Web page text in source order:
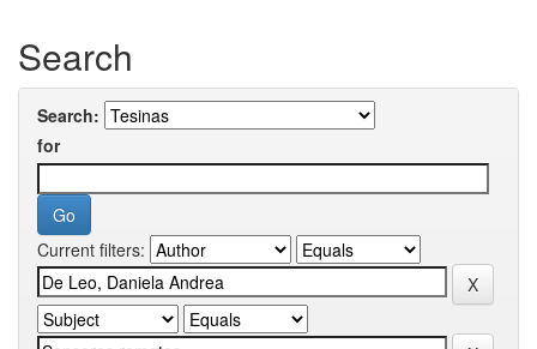
Search
Search:
for
Current filters: